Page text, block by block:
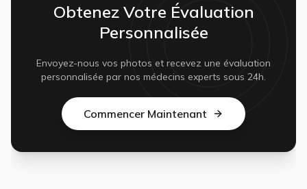
Obtenez Votre Évaluation
Personnalisée
Envoyez-nous vos photos et recevez une évaluation
personnalisée par nos médecins experts sous 24h.
Commencer Maintenant